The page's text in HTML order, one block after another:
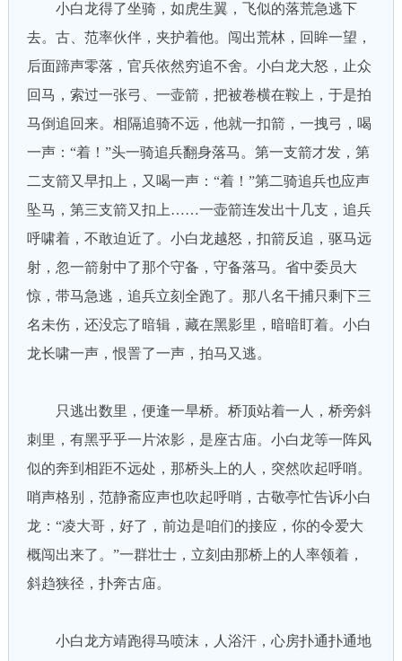
小白龙得了坐骑，如虎生翼，飞似的落荒急逃下
去。古、范率伙伴，夹护着他。闯出荒林，回眸一望，
后面蹄声零落，官兵依然穷追不舍。小白龙大怒，止众
回马，索过一张弓、一壶箭，把被卷横在鞍上，于是拍
马倒追回来。相隔追骑不远，他就一扣箭，一拽弓，喝
一声：“着！”头一骑追兵翻身落马。第一支箭才发，第
二支箭又早扣上，又喝一声：“着！”第二骑追兵也应声
坠马，第三支箭又扣上……一壶箭连发出十几支，追兵
呼啸着，不敢迫近了。小白龙越怒，扣箭反追，驱马远
射，忽一箭射中了那个守备，守备落马。省中委员大
惊，带马急逃，追兵立刻全跑了。那八名干捕只剩下三
名未伤，还没忘了暗辑，藏在黑影里，暗暗盯着。小白
龙长啸一声，恨詈了一声，拍马又逃。
只逃出数里，便逢一旱桥。桥顶站着一人，桥旁斜
刺里，有黑乎乎一片浓影，是座古庙。小白龙等一阵风
似的奔到相距不远处，那桥头上的人，突然吹起呼哨。
哨声格别，范静斋应声也吹起呼哨，古敬亭忙告诉小白
龙：“凌大哥，好了，前边是咱们的接应，你的令爱大
概闯出来了。”一群壮士，立刻由那桥上的人率领着，
斜趋狭径，扑奔古庙。
小白龙方靖跑得马喷沫，人浴汗，心房扑通扑通地